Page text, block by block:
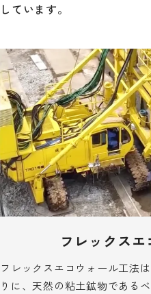
社員インタビュー
募集要項（新卒採用）
募集要項（中途採用）
エントリー
しています。
フレックス
フレックスエコウォール工法
りに、天然の粘土鉱物である